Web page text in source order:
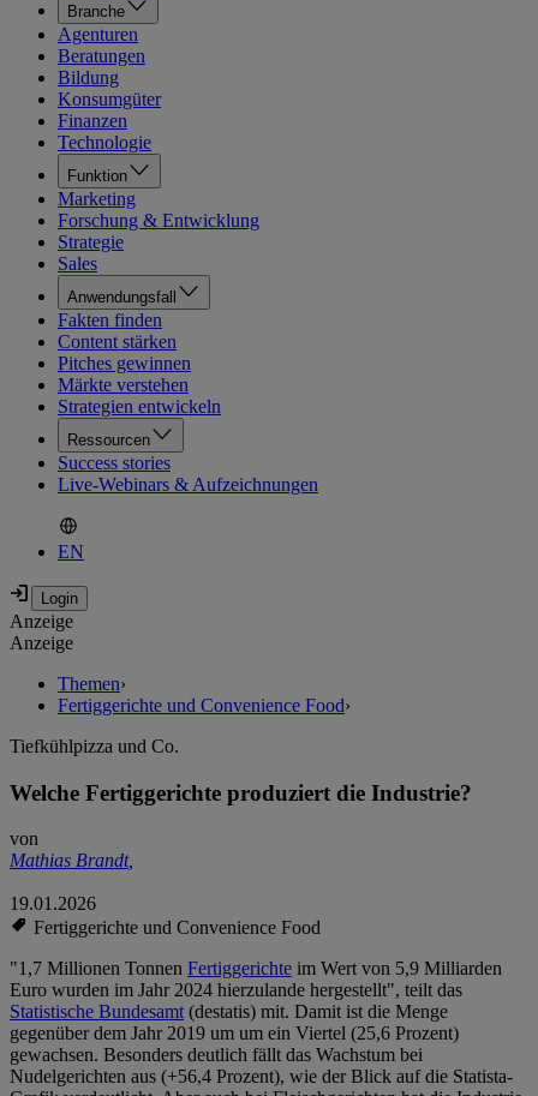
Branche
Agenturen
Beratungen
Bildung
Konsumgüter
Finanzen
Technologie
Funktion
Marketing
Forschung & Entwicklung
Strategie
Sales
Anwendungsfall
Fakten finden
Content stärken
Pitches gewinnen
Märkte verstehen
Strategien entwickeln
Ressourcen
Success stories
Live-Webinars & Aufzeichnungen
EN
Anzeige
Anzeige
Themen›
Fertiggerichte und Convenience Food›
Tiefkühlpizza und Co.
Welche Fertiggerichte produziert die Industrie?
von
Mathias Brandt,
19.01.2026
Fertiggerichte und Convenience Food
"1,7 Millionen Tonnen Fertiggerichte im Wert von 5,9 Milliarden
Euro wurden im Jahr 2024 hierzulande hergestellt", teilt das
Statistische Bundesamt(destatis) mit. Damit ist die Menge
gegenüber dem Jahr 2019 um um ein Viertel (25,6 Prozent)
gewachsen. Besonders deutlich fällt das Wachstum bei
Nudelgerichten aus (+56,4 Prozent), wie der Blick auf die Statista-